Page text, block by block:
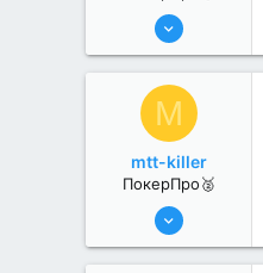
6 Июн 2022
4
M
mtt-killer
ПокерПро🥈
6 Июн 2022